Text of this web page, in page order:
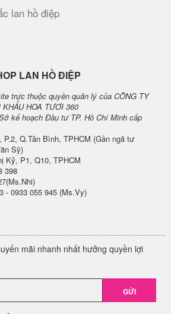
lan hồ điệp
LAN HỒ ĐIỆP
trực thuộc quyền quản lý của CÔNG TY
HOA TƯƠI 360
kế hoạch Đầu tư TP. Hồ Chí Minh cấp
P.2, Q.Tân Bình, TPHCM (Gần ngã tư
Sỹ)
Kỷ, P1, Q10, TPHCM
398
- 0933 055 945 (Ms.Vy)
mãi nhanh nhất hưởng quyền lợi
GỬI